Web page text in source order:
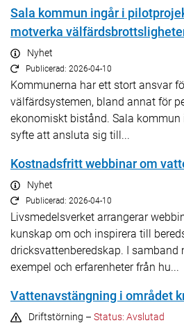
Sala kommun ingår i
motverka
Nyhet
Publicerad: 2026-04-10
Kommunerna har ett stort ansvar
välfärdsystemen, bland annat för
ekonomiskt bistånd. Sala
syfte att ansluta sig till...
Kostnadsfritt webbinar om
Nyhet
Publicerad: 2026-04-10
Livsmedelsverket arrangerar
kunskap om och inspirera till
dricksvattenberedskap. I samband
exempel och erfarenheter från hu...
Vattenavstängning i området
Driftstörning – Status: Avslutad